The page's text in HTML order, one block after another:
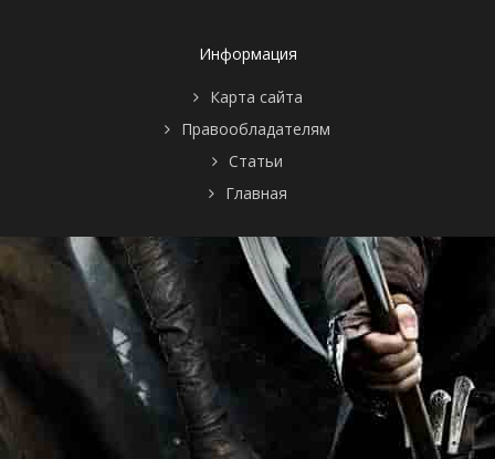
Информация
Карта сайта
Правообладателям
Статьи
Главная